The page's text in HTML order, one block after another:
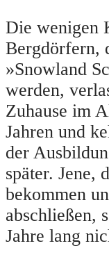
Die wenigen
Bergdörfern,
»Snowland
werden,
Zuhause im
Jahren und
der
später. Jene,
bekommen
abschließen,
Jahre lang